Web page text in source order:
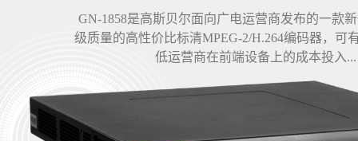
GN-1858是高斯贝尔面向广电运营商发布的一款
级质量的高性价比标清MPEG-2/H.264编码器，可
低运营商在前端设备上的成本投入...